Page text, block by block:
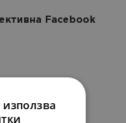
Facebook
използва